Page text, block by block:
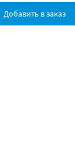
Добавить в заказ